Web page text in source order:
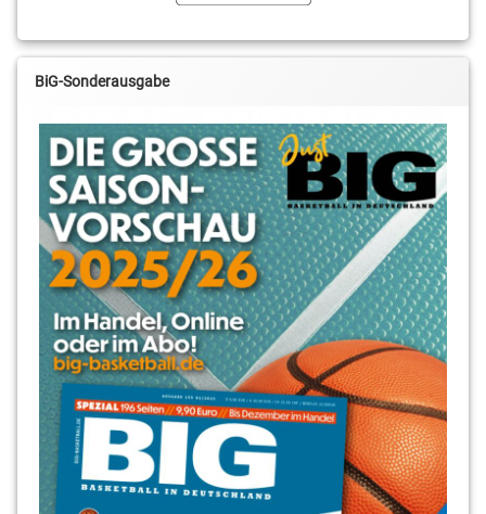
BiG-Sonderausgabe